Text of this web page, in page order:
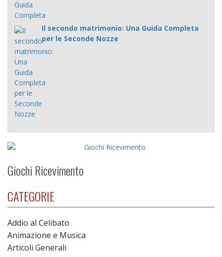
Il secondo matrimonio: Una Guida Completa
per le Seconde Nozze
Giochi Ricevimento
CATEGORIE
Addio al Celibato
Animazione e Musica
Articoli Generali